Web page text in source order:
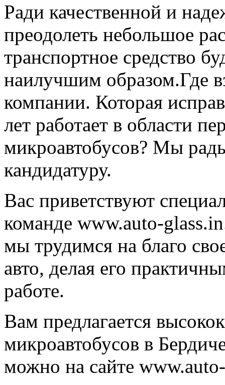
Ради качественной и
преодолеть небольшое
транспортное средство
наилучшим образом.Где
компании. Которая
лет работает в области
микроавтобусов? Мы
кандидатуру.
Вас приветствуют
команде www.auto-
мы трудимся на благо
авто, делая его
работе.
Вам предлагается
микроавтобусов в
можно на сайте